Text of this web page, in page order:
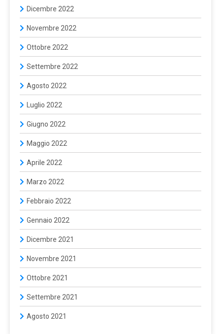
Dicembre 2022
Novembre 2022
Ottobre 2022
Settembre 2022
Agosto 2022
Luglio 2022
Giugno 2022
Maggio 2022
Aprile 2022
Marzo 2022
Febbraio 2022
Gennaio 2022
Dicembre 2021
Novembre 2021
Ottobre 2021
Settembre 2021
Agosto 2021